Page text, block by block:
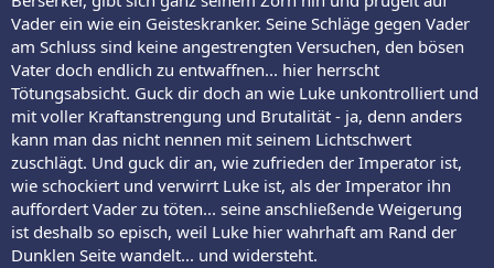
Vader ein wie ein Geisteskranker. Seine Schläge gegen Vader
am Schluss sind keine angestrengten Versuchen, den bösen
Vater doch endlich zu entwaffnen... hier herrscht
Tötungsabsicht. Guck dir doch an wie Luke unkontrolliert und
mit voller Kraftanstrengung und Brutalität - ja, denn anders
kann man das nicht nennen mit seinem Lichtschwert
zuschlägt. Und guck dir an, wie zufrieden der Imperator ist,
wie schockiert und verwirrt Luke ist, als der Imperator ihn
auffordert Vader zu töten... seine anschließende Weigerung
ist deshalb so episch, weil Luke hier wahrhaft am Rand der
Dunklen Seite wandelt... und widersteht.